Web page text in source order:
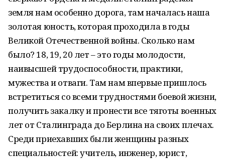
земля нам особенно дорога, там началась наша
золотая юность, которая проходила в годы
Великой Отечественной войны. Сколько нам
было? 18, 19, 20 лет – это годы молодости,
наивысшей трудоспособности, практики,
мужества и отваги. Там нам впервые пришлось
встретиться со всеми трудностями боевой жизни,
получить закалку и пронести все тяготы военных
лет от Сталинграда до Берлина на своих плечах.
Среди приехавших были женщины разных
специальностей: учитель, инженер, юрист,